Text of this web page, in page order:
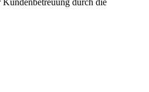
durch die